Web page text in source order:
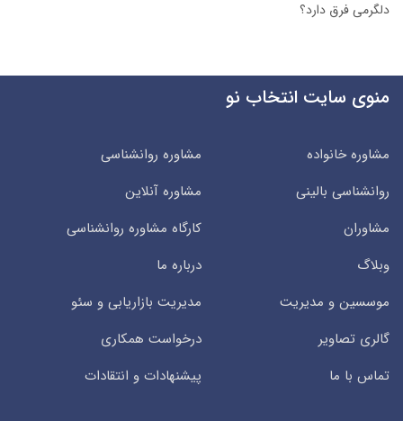
دلگرمی فرق دارد؟
منوی سایت انتخاب نو
مشاوره خانواده
مشاوره روانشناسی
روانشناسی بالینی
مشاوره آنلاین
مشاوران
کارگاه مشاوره روانشناسی
وبلاگ
درباره ما
موسسین و مدیریت
مدیریت بازاریابی و سئو
گالری تصاویر
درخواست همکاری
تماس با ما
پیشنهادات و انتقادات